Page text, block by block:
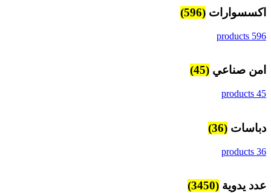
اكسسوارات (596)
596 products
امن صناعي (45)
45 products
دباسات (36)
36 products
عدد يدوية (3450)